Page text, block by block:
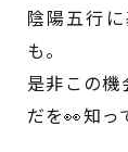
陰陽五行
も。
是非この機
だを👀知っ